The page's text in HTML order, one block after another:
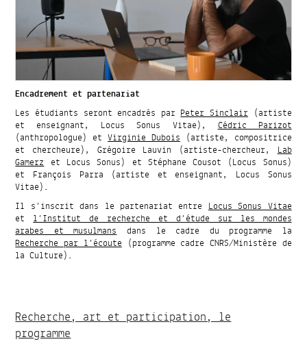
Encadrement et partenariat
Les étudiants seront encadrés parPeter Sinclair (artiste
et enseignant, Locus Sonus Vitae),Cédric Parizot
(anthropologue) etVirginie Dubois(artiste, compositrice
et chercheure), Grégoire Lauvin (artiste-chercheur,Lab
Gamerzet Locus Sonus) et Stéphane Cousot (Locus Sonus)
et François Parra (artiste et enseignant, Locus Sonus
Vitae).
Il s’inscrit dans le partenariat entreLocus Sonus Vitae
etl’Institut de recherche et d’étude sur les mondes
arabes et musulmansdans le cadre du programme la
Recherche par l’écoute(programme cadre CNRS/Ministère de
la Culture).
Recherche, art et participation, le
programme